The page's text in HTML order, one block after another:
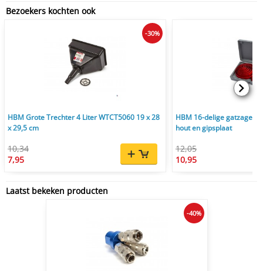
Bezoekers kochten ook
HBM Grote Trechter 4 Liter WTCT5060 19 x 28
x 29,5 cm
10,34
7,95
-30%
HBM 16-delige
hout en gipsplaat
12,05
10,95
Laatst bekeken producten
-40%